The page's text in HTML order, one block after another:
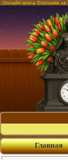
Онлайн книга Охотники за
Главная